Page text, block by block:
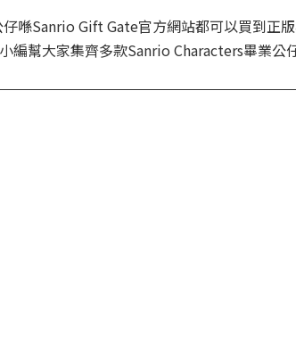
喺Sanrio Gift Gate官方網站都可以買到正版
小編幫大家集齊多款Sanrio Characters畢業公